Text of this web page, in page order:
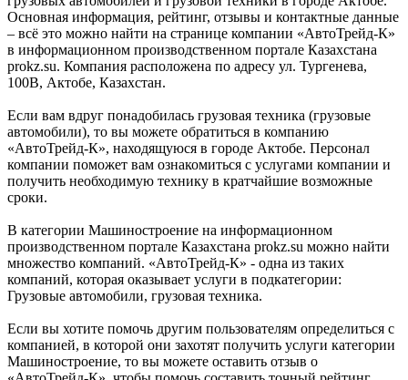
Основная информация, рейтинг, отзывы и контактные данные
– всё это можно найти на странице компании «АвтоТрейд-К»
в информационном производственном портале Казахстана
prokz.su. Компания расположена по адресу ул. Тургенева,
100В, Актобе, Казахстан.
Если вам вдруг понадобилась грузовая техника (грузовые
автомобили), то вы можете обратиться в компанию
«АвтоТрейд-К», находящуюся в городе Актобе. Персонал
компании поможет вам ознакомиться с услугами компании и
получить необходимую технику в кратчайшие возможные
сроки.
В категории Машиностроение на информационном
производственном портале Казахстана prokz.su можно найти
множество компаний. «АвтоТрейд-К» - одна из таких
компаний, которая оказывает услуги в подкатегории:
Грузовые автомобили, грузовая техника.
Если вы хотите помочь другим пользователям определиться с
компанией, в которой они захотят получить услуги категории
Машиностроение, то вы можете оставить отзыв о